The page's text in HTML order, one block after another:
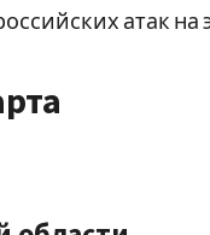
атак на